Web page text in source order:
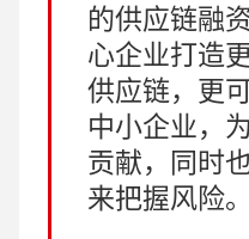
的供应链融
心企业打造
供应链，更
中小企业，
贡献，同时
来把握风险。